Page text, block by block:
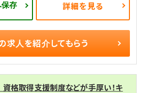
存 詳細を見る
求人を紹介してもらう
資格取得支援制度などが手厚い！キ